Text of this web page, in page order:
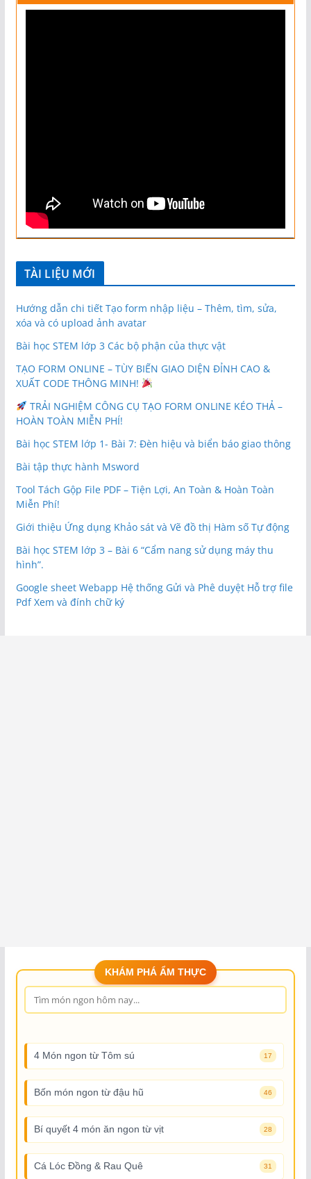
TÀI LIỆU MỚI
Hướng dẫn chi tiết Tạo form nhập liệu – Thêm, tìm, sửa,
xóa và có upload ảnh avatar
Bài học STEM lớp 3 Các bộ phận của thực vật
TẠO FORM ONLINE – TÙY BIẾN GIAO DIỆN ĐỈNH CAO &
XUẤT CODE THÔNG MINH!
TRẢI NGHIỆM CÔNG CỤ TẠO FORM ONLINE KÉO THẢ –
HOÀN TOÀN MIỄN PHÍ!
Bài học STEM lớp 1- Bài 7: Đèn hiệu và biển báo giao thông
Bài tập thực hành Msword
Tool Tách Gộp File PDF – Tiện Lợi, An Toàn & Hoàn Toàn
Miễn Phí!
Giới thiệu Ứng dụng Khảo sát và Vẽ đồ thị Hàm số Tự động
Bài học STEM lớp 3 – Bài 6 “Cẩm nang sử dụng máy thu
hình”.
Google sheet Webapp Hệ thống Gửi và Phê duyệt Hỗ trợ file
Pdf Xem và đính chữ ký
KHÁM PHÁ ẨM THỰC
4 Món ngon từ Tôm sú 17
Bốn món ngon từ đậu hũ 46
Bí quyết 4 món ăn ngon từ vịt 28
Cá Lóc Đồng & Rau Quê 31